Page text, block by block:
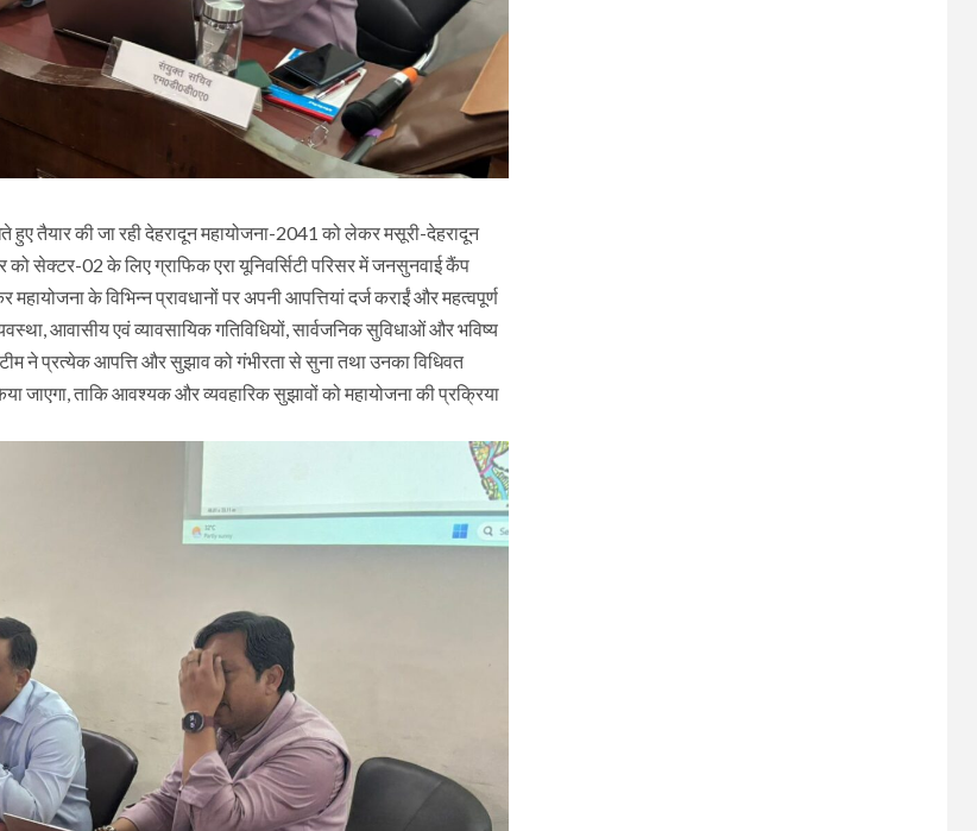
तैयार की जा रही देहरादून महायोजना-2041 को लेकर मसूरी-देहरादून
को सेक्टर-02 के लिए ग्राफिक एरा यूनिवर्सिटी परिसर में जनसुनवाई कैंप
के विभिन्न प्रावधानों पर अपनी आपत्तियां दर्ज कराईं और महत्वपूर्ण
आवासीय एवं व्यावसायिक गतिविधियों, सार्वजनिक सुविधाओं और भविष्य
ने प्रत्येक आपत्ति और सुझाव को गंभीरता से सुना तथा उनका विधिवत
जाएगा, ताकि आवश्यक और व्यवहारिक सुझावों को महायोजना की प्रक्रिया